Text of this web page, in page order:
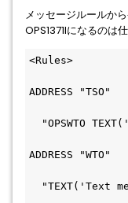
メッセージルールか
OPS1371Iになるのは
<Rules>
"OPSWTO
"TEXT('Text